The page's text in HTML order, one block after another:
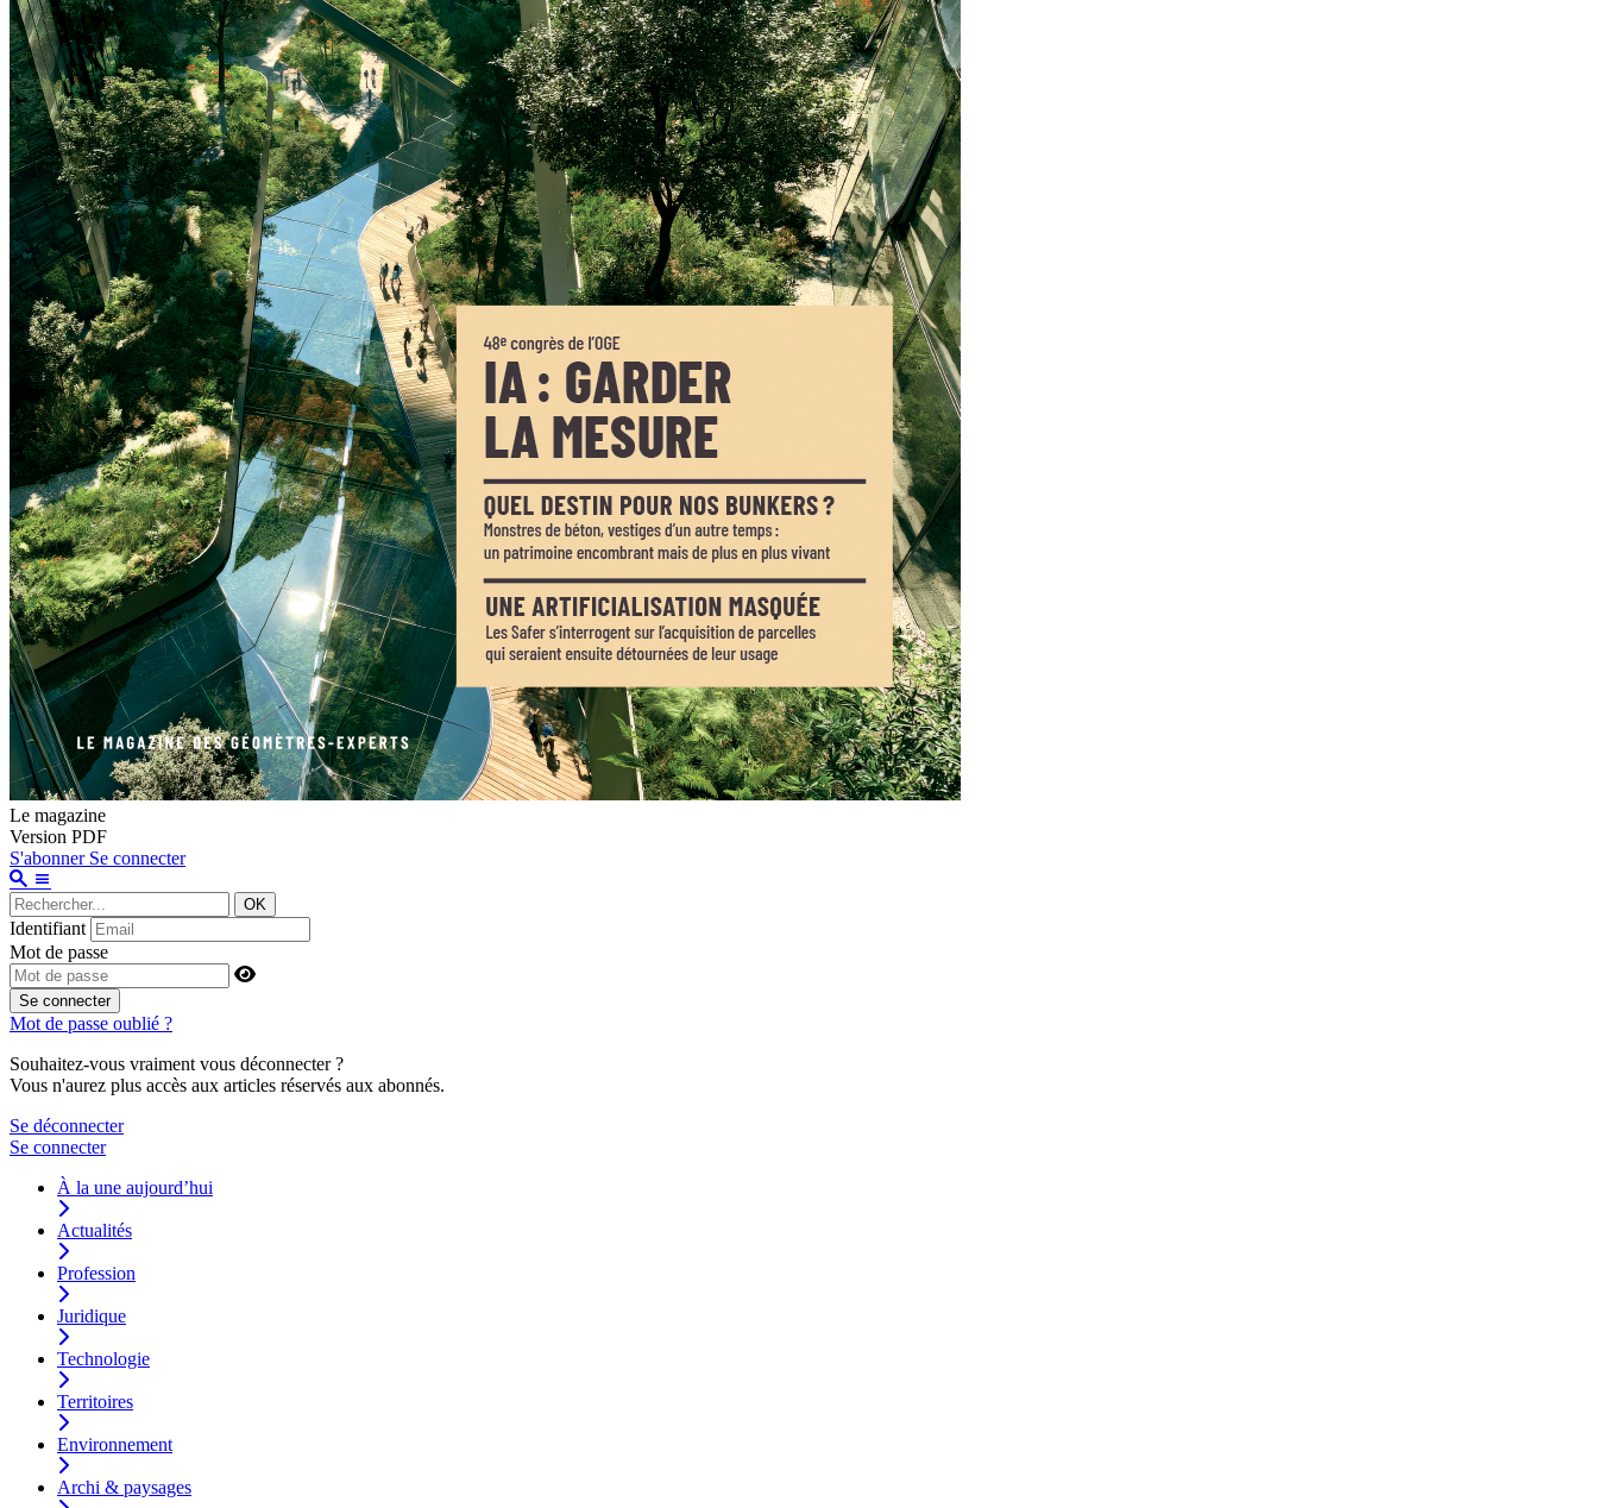
Le magazine
Version PDF
S'abonner Se connecter
OK
Identifiant
Mot de passe
Se connecter
Mot de passe oublié ?
Souhaitez-vous vraiment vous déconnecter ?
Vous n'aurez plus accès aux articles réservés aux abonnés.
Se déconnecter
Se connecter
À la une aujourd’hui
Actualités
Profession
Juridique
Technologie
Territoires
Environnement
Archi & paysages